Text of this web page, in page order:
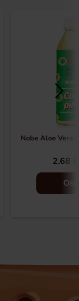
Nobe Aloe Vera
2.68